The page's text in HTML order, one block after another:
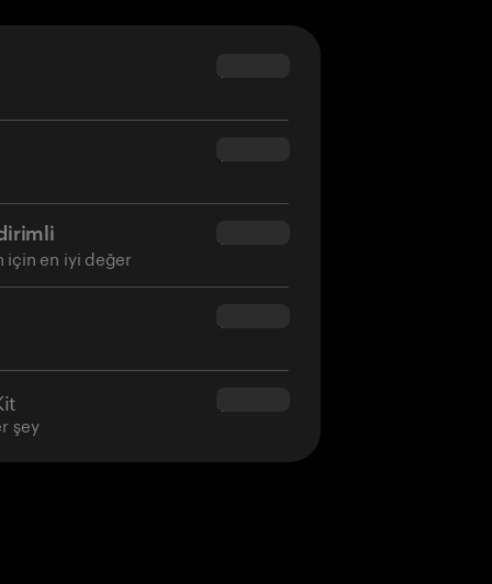
$69.90
$54.90
için en iyi değer
$34.95
$160.00
şey
$180.00